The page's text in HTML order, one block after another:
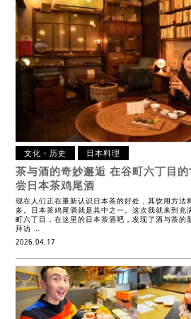
文化・历史 日本料理
茶与酒的奇妙邂逅在谷町六丁目
尝日本茶鸡尾酒
现在人们正在重新认识日本茶的好处，其饮用方法
多。日本茶鸡尾酒就是其中之一。这次我就来到充
町六丁目，在这里的日本茶酒吧，发现了酒与茶的
拜访 …
2026.04.17